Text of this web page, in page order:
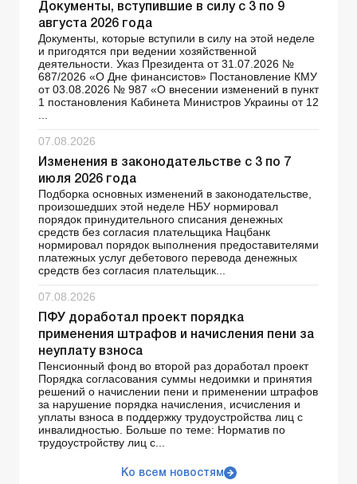
Документы, вступившие в силу с 3 по 9
августа 2026 года
Документы, которые вступили в силу на этой неделе
и пригодятся при ведении хозяйственной
деятельности. Указ Президента от 31.07.2026 №
687/2026 «О Дне финансистов» Постановление КМУ
от 03.08.2026 № 987 «О внесении изменений в пункт
1 постановления Кабинета Министров Украины от 12
07.08.2026
Изменения в законодательстве с 3 по 7
июля 2026 года
Подборка основных изменений в законодательстве,
произошедших этой неделе НБУ нормировал
порядок принудительного списания денежных
средств без согласия плательщика Нацбанк
нормировал порядок выполнения предоставителями
платежных услуг дебетового перевода денежных
средств без согласия плательщик...
07.08.2026
ПФУ доработал проект порядка
применения штрафов и начисления пени за
неуплату взноса
Пенсионный фонд во второй раз доработал проект
Порядка согласования суммы недоимки и принятия
решений о начислении пени и применении штрафов
за нарушение порядка начисления, исчисления и
уплаты взноса в поддержку трудоустройства лиц с
инвалидностью. Больше по теме: Норматив по
трудоустройству лиц с...
Ко всем новостям